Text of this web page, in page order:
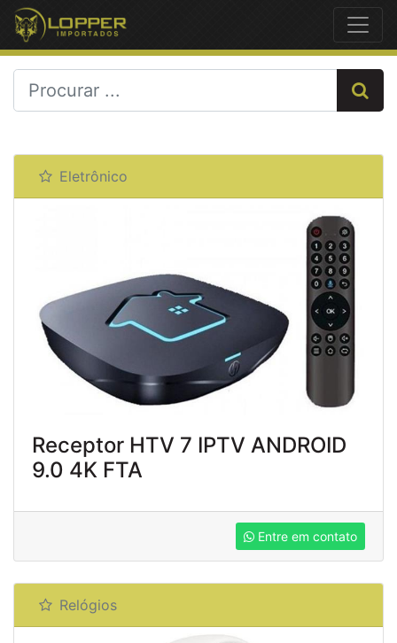
Eletrônico
Receptor HTV 7 IPTV ANDROID
9.0 4K FTA
Entre em contato
Relógios